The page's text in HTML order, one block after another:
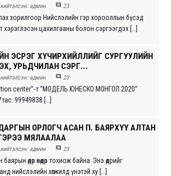
нийтэлсэн: админ  23
зорилгоор Нийслэлийн гэр хорооллын бүсэд
хэрэглэсэн цахилгааны болон сэргээгдэх [...]
ЭСРЭГ ХҮЧИРХИЙЛЛИЙГ СУРГУУЛИЙН
УРЬДЧИЛАН СЭРГ...
нийтэлсэн: админ  23
center”-т “МОДЕЛЬ ЮНЕСКО МОНГОЛ 2020”
99949838 [...]
ОРЛОГЧ АСАН П. БАЯРХҮҮ АЛТАН
МЯЛААЛАА
нийтэлсэн: админ  23
өдөр өнөөдөр тохиож байна. Энэ өдрийг
нийслэлийн хөгжилд үнэтэй ху [...]